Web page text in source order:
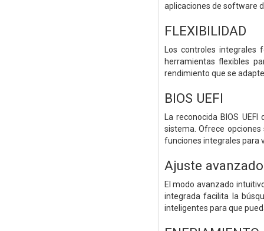
aplicaciones de software
FLEXIBILIDAD
Los controles
herramientas flexibles
rendimiento que se
BIOS UEFI
La reconocida BIOS
sistema. Ofrece
funciones integrales para
Ajuste
El modo avanzado
integrada facilita la
inteligentes para que